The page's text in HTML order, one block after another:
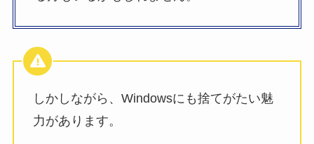
しかしながら、Windowsにも捨てがたい魅
力があります。